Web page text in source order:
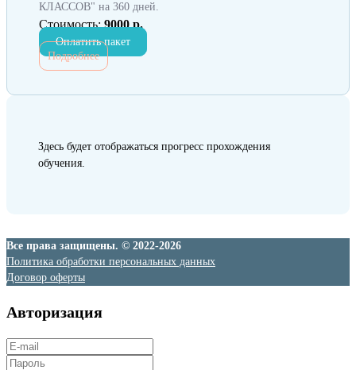
КЛАССОВ" на 360 дней.
Стоимость: 9000 р.
Оплатить пакет
Подробнее
Здесь будет отображаться прогресс прохождения
обучения.
Все права защищены. © 2022-2026
Политика обработки персональных данных
Договор оферты
Авторизация